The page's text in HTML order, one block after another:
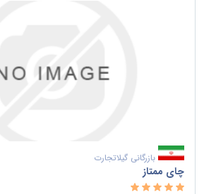
بازرگانی گیلاتجارت
چای ممتاز